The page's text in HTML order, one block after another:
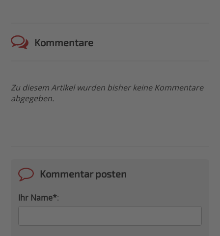
Kommentare
Zu diesem Artikel wurden bisher keine Kommentare
abgegeben.
Kommentar posten
Ihr Name*: